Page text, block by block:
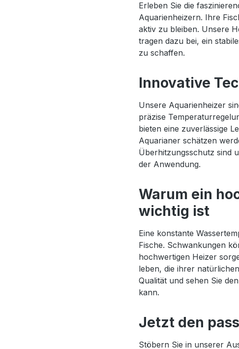
Erleben Sie die
Aquarienheizern. Ihre
aktiv zu bleiben. Unsere
tragen dazu bei, ein
zu schaffen.
Innovative
Unsere Aquarienheizer
präzise
bieten eine zuverlässige
Aquarianer schätzen
Überhitzungsschutz sind
der Anwendung.
Warum ein
wichtig ist
Eine konstante
Fische. Schwankungen
hochwertigen Heizer
leben, die ihrer
Qualität und sehen Sie
kann.
Jetzt den
Stöbern Sie in unserer